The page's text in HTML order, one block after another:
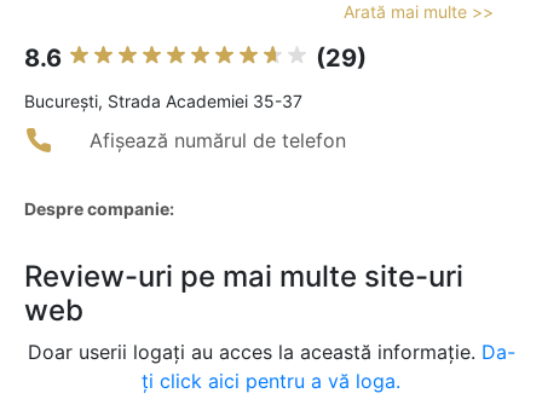
Arată mai multe >>
8.6 (29)
Bucureşti, Strada Academiei 35-37
Afișează numărul de telefon
Despre companie:
Review-uri pe mai multe site-uri
web
Doar userii logați au acces la această informație. Da-
ți click aici pentru a vă loga.